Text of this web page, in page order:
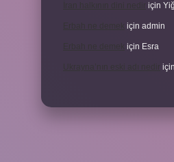
için
için admin
için Esra
için